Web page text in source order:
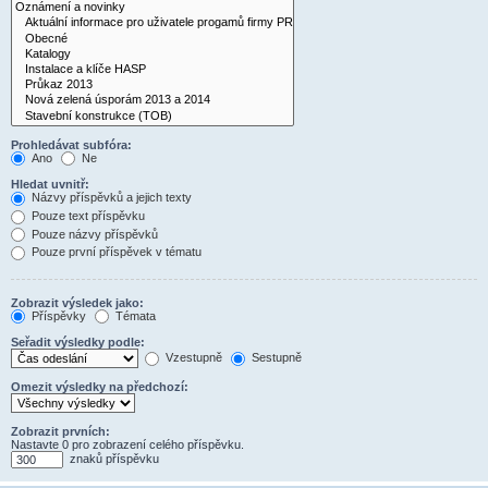
Prohledávat subfóra:
Ano
Ne
Hledat uvnitř:
Názvy příspěvků a jejich texty
Pouze text příspěvku
Pouze názvy příspěvků
Pouze první příspěvek v tématu
Zobrazit výsledek jako:
Příspěvky
Témata
Seřadit výsledky podle:
Vzestupně
Sestupně
Omezit výsledky na předchozí:
Zobrazit prvních:
Nastavte 0 pro zobrazení celého příspěvku.
znaků příspěvku